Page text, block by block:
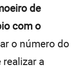
de
com o
o número do
a